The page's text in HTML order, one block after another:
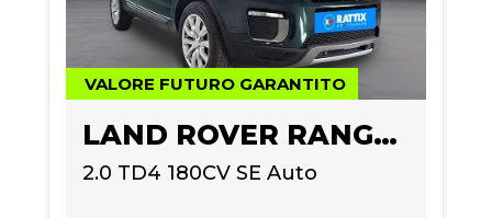
VALORE FUTURO GARANTITO
LAND ROVER RANGE ROVER EVOQUE
2.0 TD4 180CV SE Auto